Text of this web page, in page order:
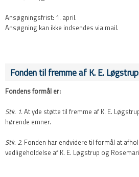
Ansøgningsfrist: 1. april.
Ansøgning kan ikke indsendes via mail.
Fonden til fremme af K. E.
Fondens formål er:
Stk. 1. At yde støtte til fremme af K. E.
hørende emner.
Stk. 2. Fonden har endvidere til formål at
vedligeholdelse af K. E. Løgstrup og